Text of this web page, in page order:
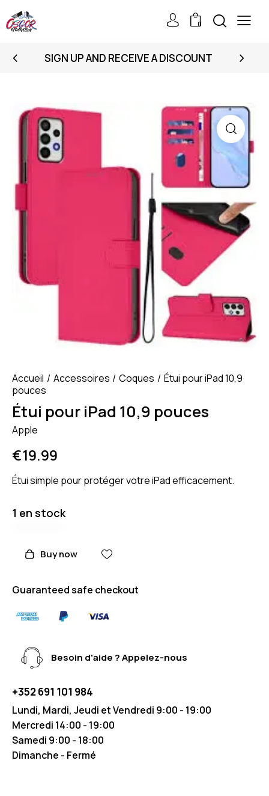
0
SIGN UP AND RECEIVE A DISCOUNT
Accueil Accessoires Coques
Étui pour iPad 10,9
pouces
Étui pour iPad 10,9 pouces
Apple
€19.99
Étui simple pour protéger votre iPad efficacement.
1 en stock
Buy now
Guaranteed safe checkout
Besoin d'aide ? Appelez-nous
+352 691 101 984
Lundi, Mardi, Jeudi et Vendredi 9:00 - 19:00
Mercredi 14:00 - 19:00
Samedi 9:00 - 18:00
Dimanche - Fermé